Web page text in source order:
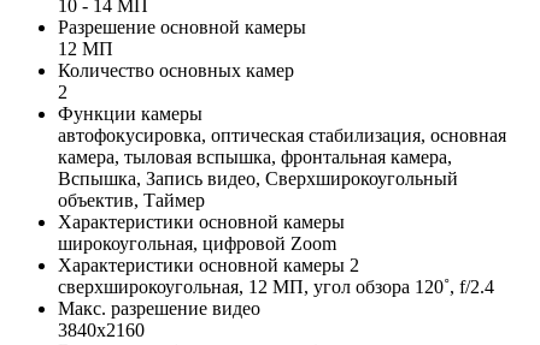
10 - 14 МП
Разрешение основной камеры
12 МП
Количество основных камер
2
Функции камеры
автофокусировка, оптическая стабилизация, основная
камера, тыловая вспышка, фронтальная камера,
Вспышка, Запись видео, Сверхширокоугольный
объектив, Таймер
Характеристики основной камеры
широкоугольная, цифровой Zoom
Характеристики основной камеры 2
сверхширокоугольная, 12 МП, угол обзора 120˚, f/2.4
Макс. разрешение видео
3840x2160